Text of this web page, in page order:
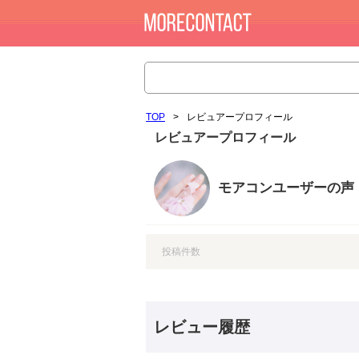
TOP > レビュアープロフィール
レビュアープロフィール
モアコンユーザーの声
投稿件数
レビュー履歴